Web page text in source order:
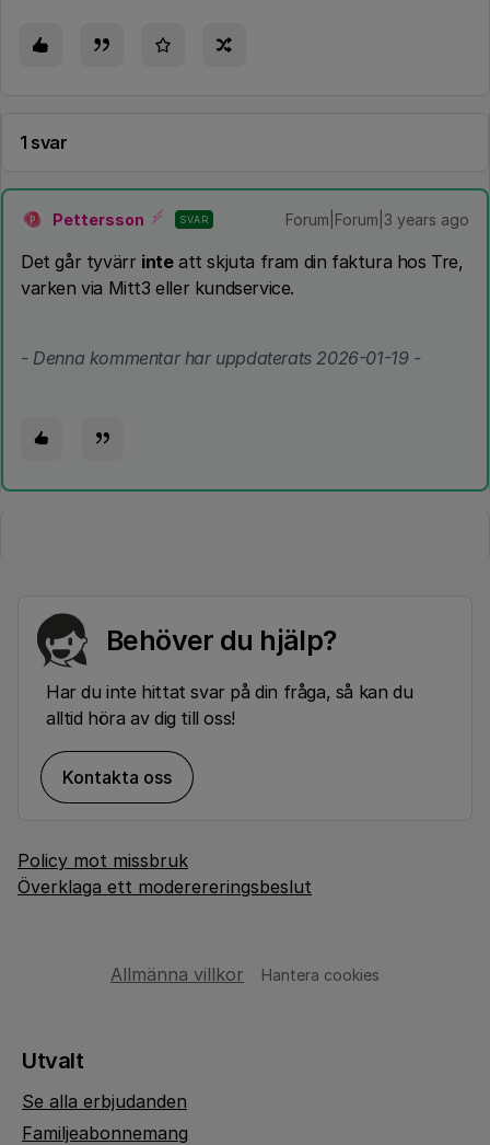
1 svar
P Pettersson SVAR Forum|Forum|3 years ago
Det går tyvärr inteatt skjuta fram din faktura hos Tre,
varken via Mitt3 eller kundservice.
- Denna kommentar har uppdaterats 2026-01-19 -
Behöver du hjälp?
Har du inte hittat svar på din fråga, så kan du
alltid höra av dig till oss!
Kontakta oss
Policy mot missbruk
Överklaga ett moderereringsbeslut
Allmänna villkor Hantera cookies
Utvalt
Se alla erbjudanden
Familjeabonnemang